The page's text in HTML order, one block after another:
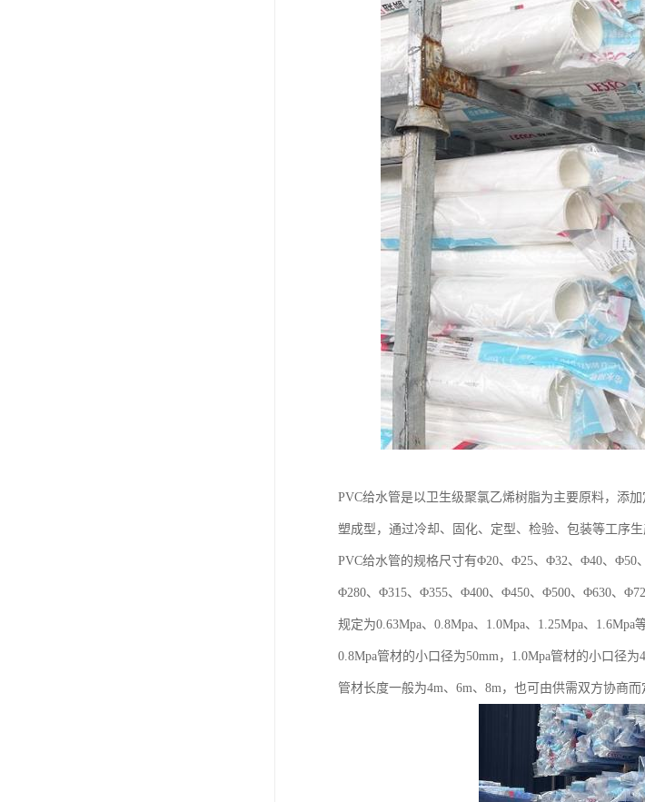
PVC给水管是以卫生级聚氯乙烯树脂为主要原料，添
塑成型，通过冷却、固化、定型、检验、包装等工序
PVC给水管的规格尺寸有Φ20、Φ25、Φ32、Φ40、Φ50
Φ280、Φ315、Φ355、Φ400、Φ450、Φ500、Φ630、
规定为0.63Mpa、0.8Mpa、1.0Mpa、1.25Mpa、
0.8Mpa管材的小口径为50mm，1.0Mpa管材的小口径为
管材长度一般为4m、6m、8m，也可由供需双方协商而